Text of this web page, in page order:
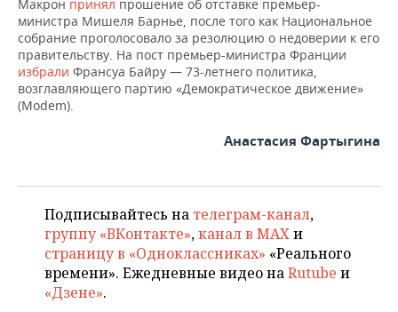
Макрон принял прошение об отставке премьер-
министра Мишеля Барнье, после того как Национальное
собрание проголосовало за резолюцию о недоверии к его
правительству. На пост премьер-министра Франции
избрали Франсуа Байру — 73-летнего политика,
возглавляющего партию «Демократическое движение»
(Modem).
Анастасия Фартыгина
Подписывайтесь на телеграм-канал,
группу «ВКонтакте»,канал в MAXи
страницу в «Одноклассниках» «Реального
времени». Ежедневные видео наRutube и
«Дзене».